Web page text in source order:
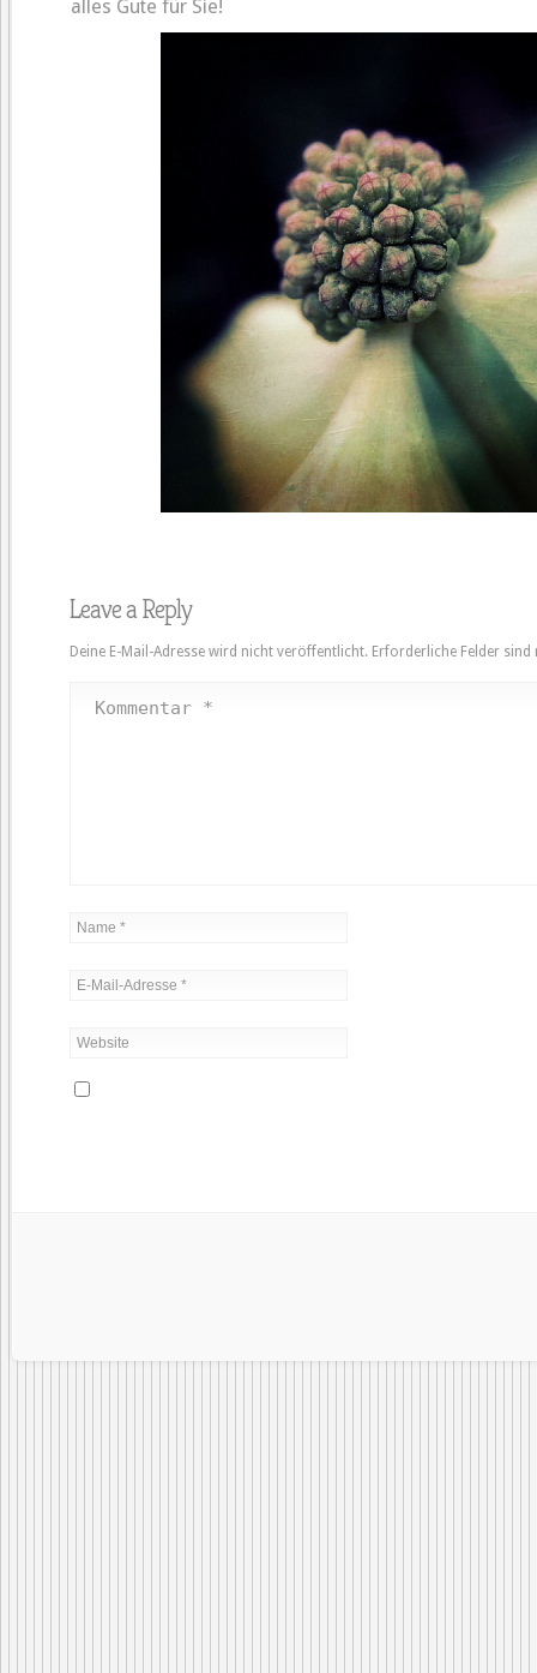
alles Gute für Sie!
Leave a Reply
Deine E-Mail-Adresse wird nicht veröffentlicht. Erforderliche Felder